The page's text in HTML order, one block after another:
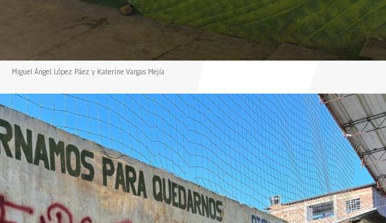
Miguel Ángel López Páez y Katerine Vargas Mejía